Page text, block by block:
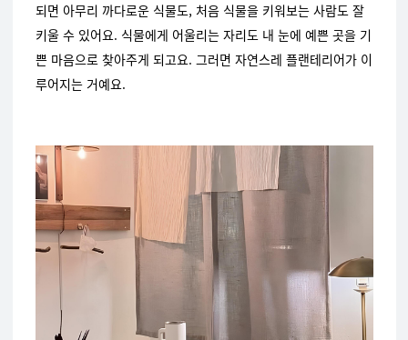
되면 아무리 까다로운 식물도, 처음 식물을 키워보는 사람도 잘
키울 수 있어요. 식물에게 어울리는 자리도 내 눈에 예쁜 곳을 기
쁜 마음으로 찾아주게 되고요. 그러면 자연스레 플랜테리어가 이
루어지는 거예요.